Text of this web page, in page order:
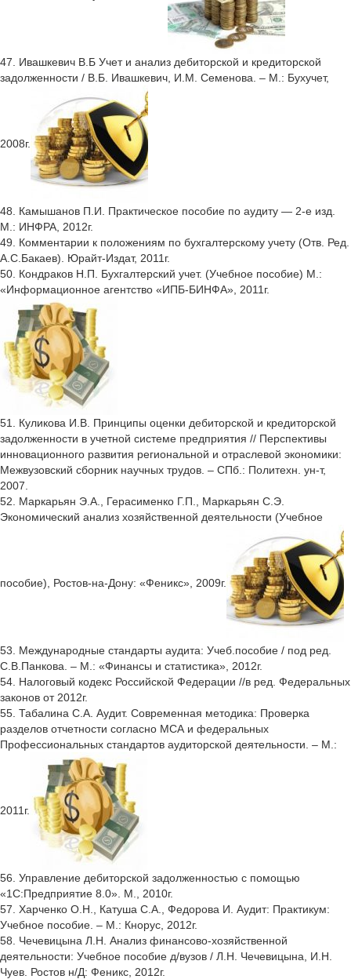
47. Ивашкевич В.Б Учет и анализ дебиторской и кредиторской
задолженности / В.Б. Ивашкевич, И.М. Семенова. – М.: Бухучет,
2008г.
48. Камышанов П.И. Практическое пособие по аудиту — 2-е изд.
М.: ИНФРА, 2012г.
49. Комментарии к положениям по бухгалтерскому учету (Отв. Ред.
А.С.Бакаев). Юрайт-Издат, 2011г.
50. Кондраков Н.П. Бухгалтерский учет. (Учебное пособие) М.:
«Информационное агентство «ИПБ-БИНФА», 2011г.
51. Куликова И.В. Принципы оценки дебиторской и кредиторской
задолженности в учетной системе предприятия // Перспективы
инновационного развития региональной и отраслевой экономики:
Межвузовский сборник научных трудов. – СПб.: Политехн. ун-т,
2007.
52. Маркарьян Э.А., Герасименко Г.П., Маркарьян С.Э.
Экономический анализ хозяйственной деятельности (Учебное
пособие), Ростов-на-Дону: «Феникс», 2009г.
53. Международные стандарты аудита: Учеб.пособие / под ред.
С.В.Панкова. – М.: «Финансы и статистика», 2012г.
54. Налоговый кодекс Российской Федерации //в ред. Федеральных
законов от 2012г.
55. Табалина С.А. Аудит. Современная методика: Проверка
разделов отчетности согласно МСА и федеральных
Профессиональных стандартов аудиторской деятельности. – М.:
2011г.
56. Управление дебиторской задолженностью с помощью
«1С:Предприятие 8.0». М., 2010г.
57. Харченко О.Н., Катуша С.А., Федорова И. Аудит: Практикум:
Учебное пособие. – М.: Кнорус, 2012г.
58. Чечевицына Л.Н. Анализ финансово-хозяйственной
деятельности: Учебное пособие д/вузов / Л.Н. Чечевицына, И.Н.
Чуев. Ростов н/Д: Феникс, 2012г.